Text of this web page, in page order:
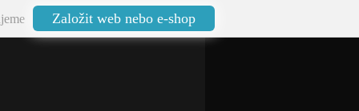
Založit web nebo e-shop